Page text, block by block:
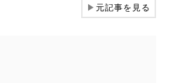
▶元記事を見る